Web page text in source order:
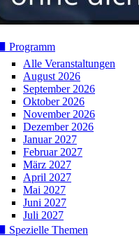
⬛️ Programm
Alle Veranstaltungen
August 2026
September 2026
Oktober 2026
November 2026
Dezember 2026
Januar 2027
Februar 2027
März 2027
April 2027
Mai 2027
Juni 2027
Juli 2027
⬛️ Spezielle Themen